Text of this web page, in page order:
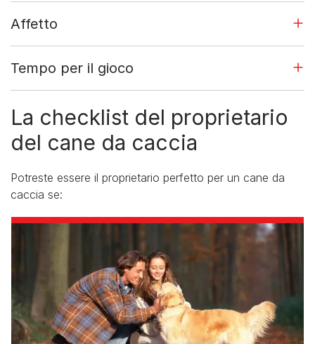
Affetto
Tempo per il gioco
La checklist del proprietario
del cane da caccia
Potreste essere il proprietario perfetto per un cane da
caccia se: